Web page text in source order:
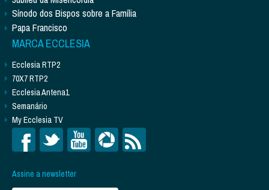
Sínodo dos Bispos sobre a Família
Papa Francisco
MARCA ECCLESIA
Ecclesia RTP2
70X7 RTP2
Ecclesia Antena1
Semanário
My Ecclesia TV
Assine a newsletter